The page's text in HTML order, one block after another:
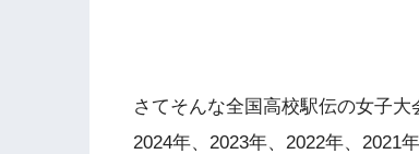
さてそんな全国高校駅伝の女子
2024年、2023年、2022年、2021